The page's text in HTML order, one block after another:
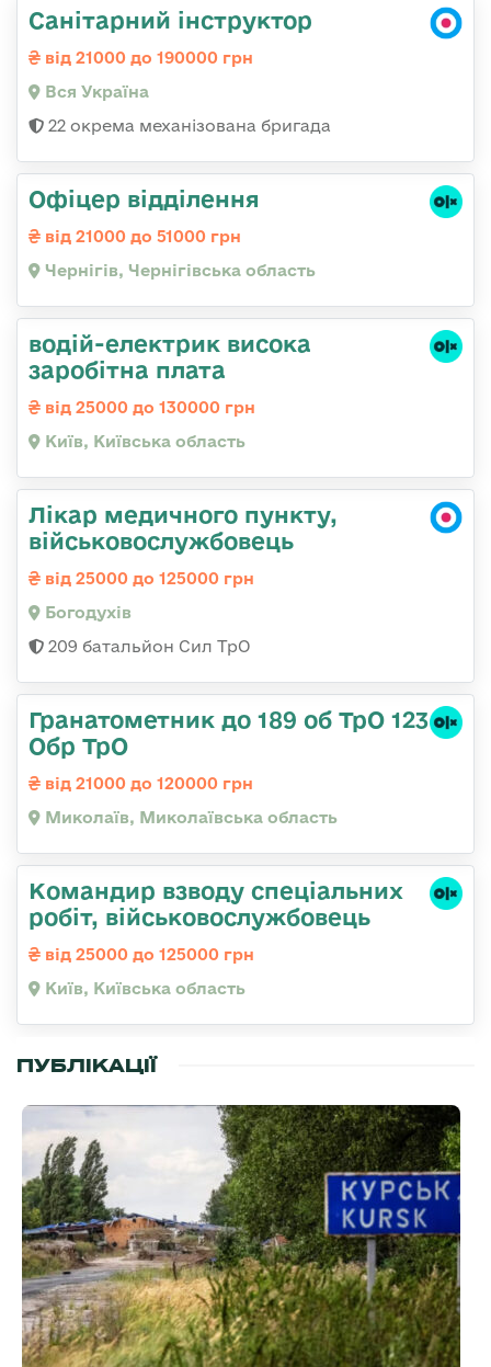
Санітарний інструктор
від 21000 до 190000 грн
Вся Україна
22 окрема механізована бригада
Офіцер відділення
від 21000 до 51000 грн
Чернігів, Чернігівська область
водій-електрик висока
заробітна плата
від 25000 до 130000 грн
Київ, Київська область
Лікар медичного пункту,
військовослужбовець
від 25000 до 125000 грн
Богодухів
209 батальйон Сил ТрО
Гранатометник до 189 об ТрО 123
Обр ТрО
від 21000 до 120000 грн
Миколаїв, Миколаївська область
Командир взводу спеціальних
робіт, військовослужбовець
від 25000 до 125000 грн
Київ, Київська область
ПУБЛІКАЦІЇ